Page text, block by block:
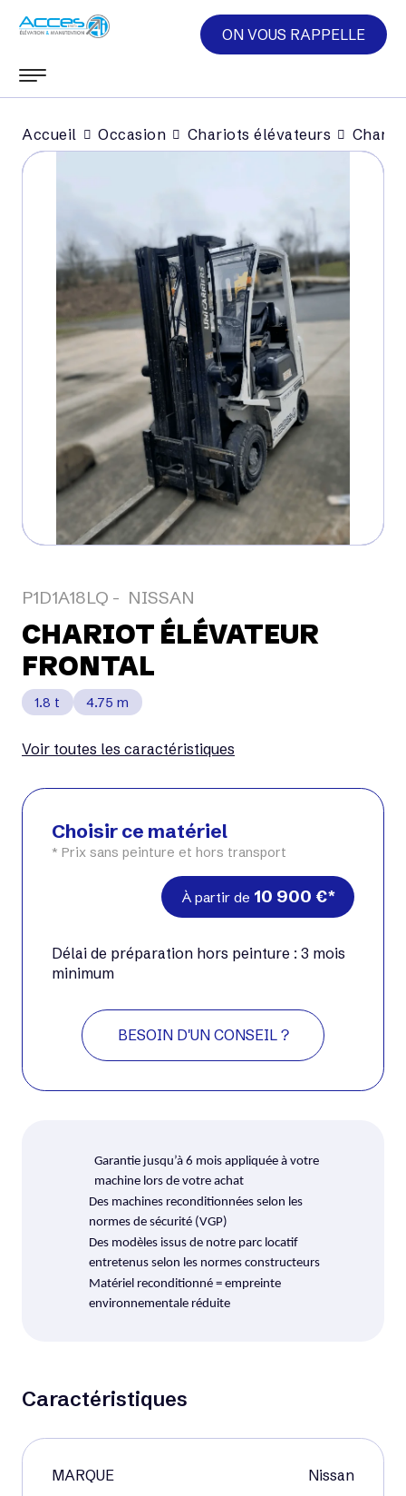
ON VOUS RAPPELLE
Voir matériel neuf
Accueil Occasion Chariots élévateurs
CHARIOT ÉLÉVATEUR
FRONTAL
NISSAN
P1D1A18LQ
1.8 t 4.75 m
Voir toutes les caractéristiques
Choisir ce matériel
* Prix sans peinture et hors transport
À partir de 10 900 €
Délai de préparation hors peinture : 3 mois
minimum
BESOIN D'UN CONSEIL ?
Caractéristiques
MARQUE Nissan
Garantie jusqu’à 6 mois appliquée à votre
machine lors de votre achat
Des machines reconditionnées selon les
normes de sécurité (VGP)
Des modèles issus de notre parc locatif
entretenus selon les normes constructeurs
Matériel reconditionné = empreinte
environnementale réduite